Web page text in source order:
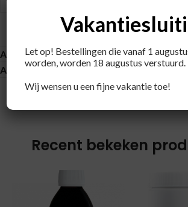
Aanvullende informatie
About brand
Recent bekeken
Let op! Bestellingen die vanaf 1
worden, worden 18 augustus verstuurd.
Wij wensen u een fijne vakantie toe!